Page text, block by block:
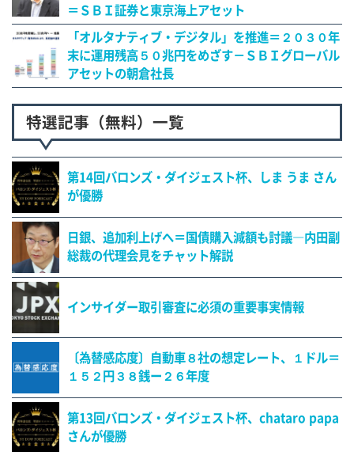
＝ＳＢＩ証券と東京海上アセット
「オルタナティブ・デジタル」を推進＝２０３０年
末に運用残高５０兆円をめざす－ＳＢＩグローバル
アセットの朝倉社長
特選記事（無料）一覧
第14回バロンズ・ダイジェスト杯、しま うま さん
が優勝
日銀、追加利上げへ＝国債購入減額も討議―内田副
総裁の代理会見をチャット解説
インサイダー取引審査に必須の重要事実情報
〔為替感応度〕自動車８社の想定レート、１ドル＝
１５２円３８銭ー２６年度
第13回バロンズ・ダイジェスト杯、chataro papa
さんが優勝